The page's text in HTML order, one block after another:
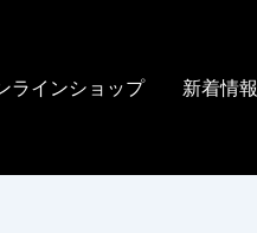
ラインショップ 新着情報